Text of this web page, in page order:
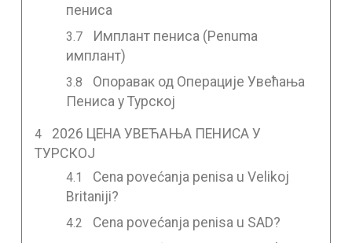
пениса
Имплант пениса (Penuma
имплант)
Опоравак од Операције Увећања
Пениса у Турској
2026 ЦЕНА УВЕЋАЊА ПЕНИСА У
ТУРСКОЈ
Cena povećanja penisa u Velikoj
Britaniji?
Cena povećanja penisa u SAD?